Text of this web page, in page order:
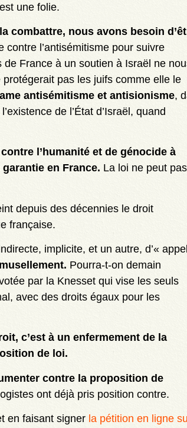
une folie.
combattre, nous avons besoin
contre l’antisémitisme pour suivre
de France à un soutien à Israël ne
pas les juifs comme elle le
antisémitisme et antisionisme,
de l’État d’Israël, quand
l’humanité et de génocide à
en France. La loi ne peut pas
depuis des décennies le droit
française.
implicite, et un autre, d’«
Pourra-t-on demain
par la Knesset qui vise les seuls
avec des droits égaux pour les
c’est à un enfermement de la
de loi.
contre la proposition de
ont déjà pris position contre.
en faisant signer la pétition en ligne